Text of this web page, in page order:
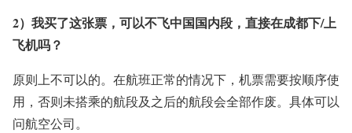
2）我买了这张票，可以不飞中国国内段，直接在成都下/上
飞机吗？
原则上不可以的。在航班正常的情况下，机票需要按顺序使
用，否则未搭乘的航段及之后的航段会全部作废。具体可以
问航空公司。